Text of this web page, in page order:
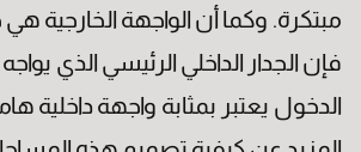
مبتكرة. وكما أن الواجهة الخارجية
فإن الجدار الداخلي الرئيسي الذي
الدخول يعتبر بمثابة واجهة داخلية